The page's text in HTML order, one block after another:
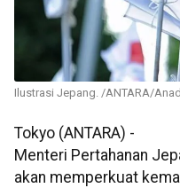
Ilustrasi Jepang. /ANTARA/
Tokyo (ANTARA) -
Menteri Pertahanan
akan memperkuat